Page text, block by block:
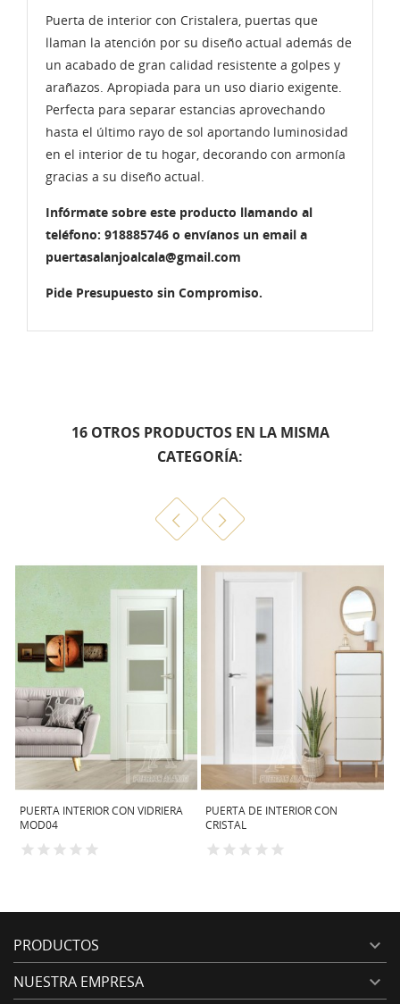
Puerta de interior con Cristalera, puertas que
llaman la atención por su diseño actual además de
un acabado de gran calidad resistente a golpes y
arañazos. Apropiada para un uso diario exigente.
Perfecta para separar estancias aprovechando
hasta el último rayo de sol aportando luminosidad
en el interior de tu hogar, decorando con armonía
gracias a su diseño actual.
Infórmate sobre este producto llamando al
teléfono: 918885746 o envíanos un email a
puertasalanjoalcala@gmail.com
Pide Presupuesto sin Compromiso.
16 OTROS PRODUCTOS EN LA MISMA
CATEGORÍA:
PUERTA INTERIOR CON VIDRIERA
MOD04
PUERTA DE INTERIOR CON
CRISTAL
PRODUCTOS 
NUESTRA EMPRESA 